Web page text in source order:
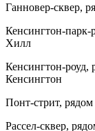
Ганновер-сквер,
Кенсингтон-парк-
Хилл
Кенсингтон-роуд,
Кенсингтон
Понт-стрит,
Рассел-сквер,